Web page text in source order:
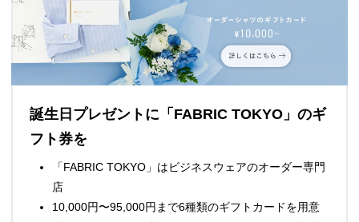
誕生日プレゼントに「FABRIC TOKYO」のギ
フト券を
「FABRIC TOKYO」はビジネスウェアのオーダー専門
店
10,000円〜95,000円まで6種類のギフトカードを用意